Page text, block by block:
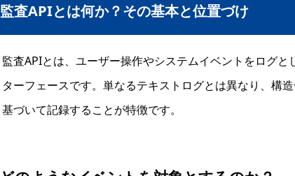
監査APIとは何か？その基本と位置づけ
監査APIとは、ユーザー操作やシステムイベントをログ
ターフェースです。単なるテキストログとは異なり、構
基づいて記録することが特徴です。